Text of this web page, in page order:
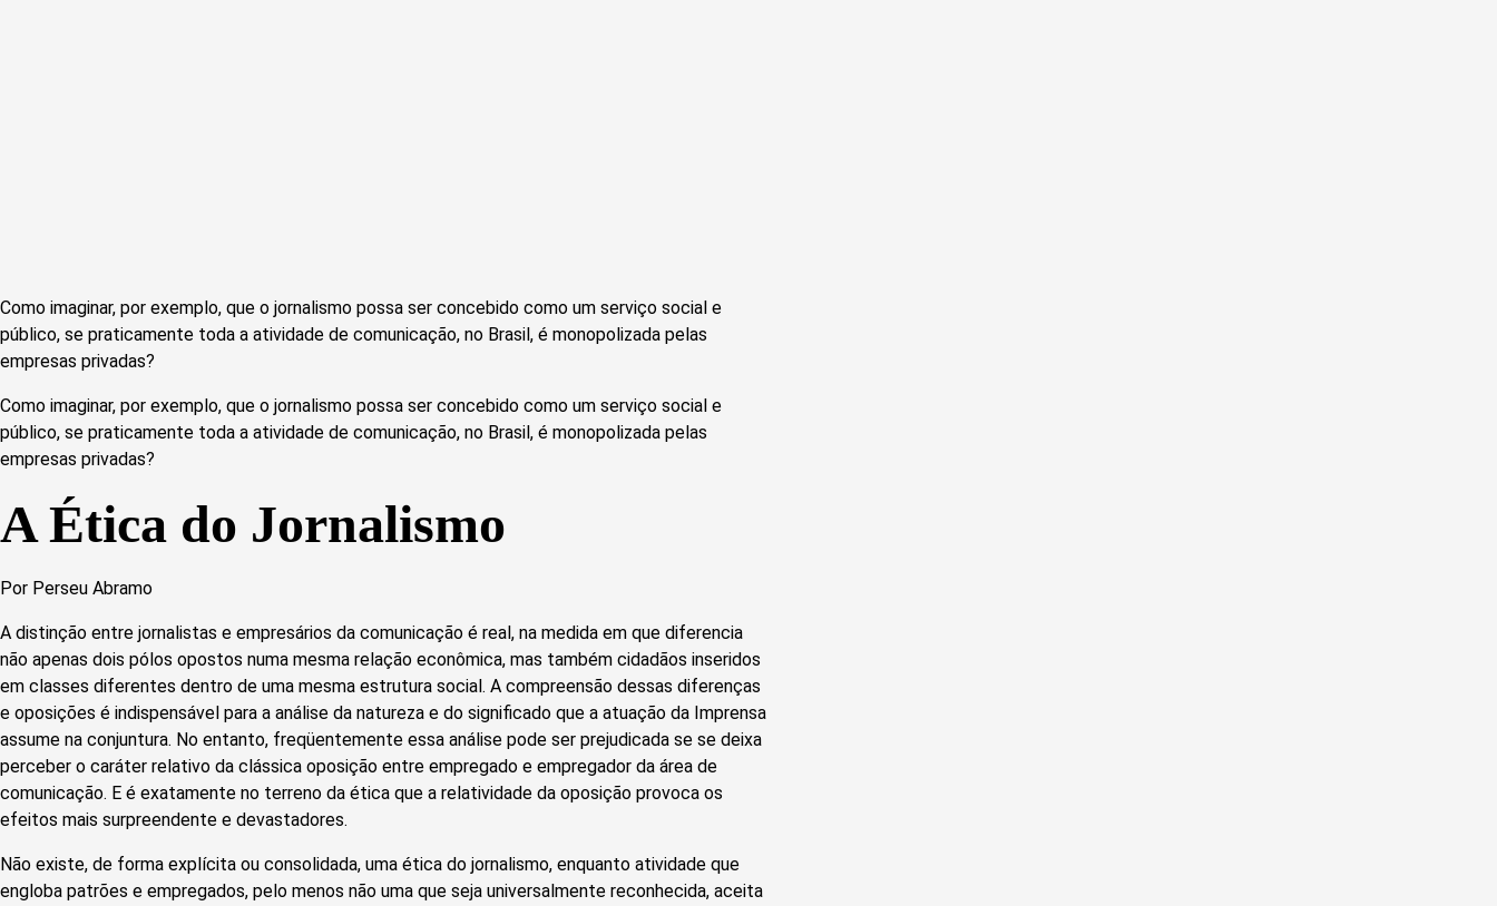
Como imaginar, por exemplo, que o jornalismo possa ser concebido como um serviço social e
público, se praticamente toda a atividade de comunicação, no Brasil, é monopolizada pelas
empresas privadas?
Como imaginar, por exemplo, que o jornalismo possa ser concebido como um serviço social e
público, se praticamente toda a atividade de comunicação, no Brasil, é monopolizada pelas
empresas privadas?
A Ética do Jornalismo
Por Perseu Abramo
A distinção entre jornalistas e empresários da comunicação é real, na medida em que diferencia
não apenas dois pólos opostos numa mesma relação econômica, mas também cidadãos inseridos
em classes diferentes dentro de uma mesma estrutura social. A compreensão dessas diferenças
e oposições é indispensável para a análise da natureza e do significado que a atuação da Imprensa
assume na conjuntura. No entanto, freqüentemente essa análise pode ser prejudicada se se deixa
perceber o caráter relativo da clássica oposição entre empregado e empregador da área de
comunicação. E é exatamente no terreno da ética que a relatividade da oposição provoca os
efeitos mais surpreendente e devastadores.
Não existe, de forma explícita ou consolidada, uma ética do jornalismo, enquanto atividade que
engloba patrões e empregados, pelo menos não uma que seja universalmente reconhecida, aceita